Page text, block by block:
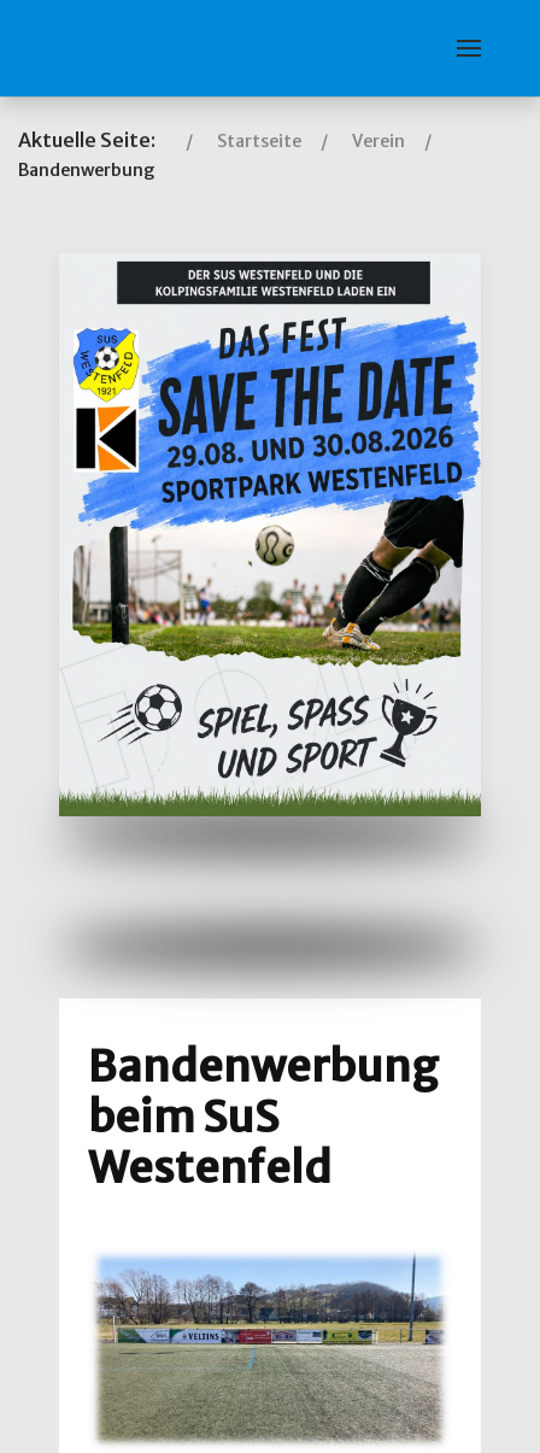
Aktuelle Seite: Startseite
Verein
Bandenwerbung
Bandenwerbung
beim SuS
Westenfeld